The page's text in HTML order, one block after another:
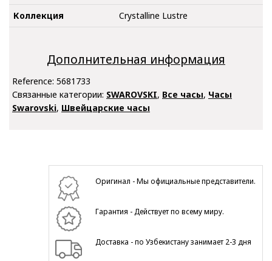
Коллекция
Crystalline Lustre
Дополнительная информация
Reference: 5681733
Связанные категории: SWAROVSKI, Все часы, Часы
Swarovski, Швейцарские часы
Оригинал - Мы официальные представители.
Гарантия - Действует по всему миру.
Доставка - по Узбекистану занимает 2-3 дня